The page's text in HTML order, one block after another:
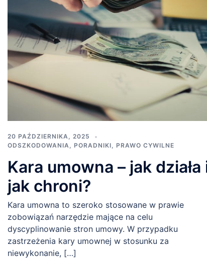
20 PAŹDZIERNIKA, 2025
ODSZKODOWANIA, PORADNIKI, PRAWO CYWILNE
Kara umowna – jak działa
jak chroni?
Kara umowna to szeroko stosowane w prawie
zobowiązań narzędzie mające na celu
dyscyplinowanie stron umowy. W przypadku
zastrzeżenia kary umownej w stosunku za
niewykonanie, […]